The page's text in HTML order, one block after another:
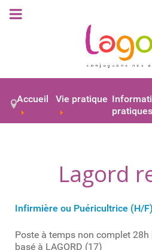
Accueil Vie pratique
pratiques
Lagord
Infirmière ou Puéricultrice (H/
Poste à temps non complet
basé à LAGORD (17)